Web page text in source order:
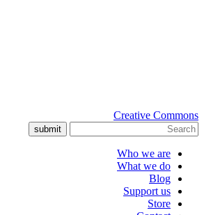
Creative Commons
submit
Who we are
What we do
Blog
Support us
Store